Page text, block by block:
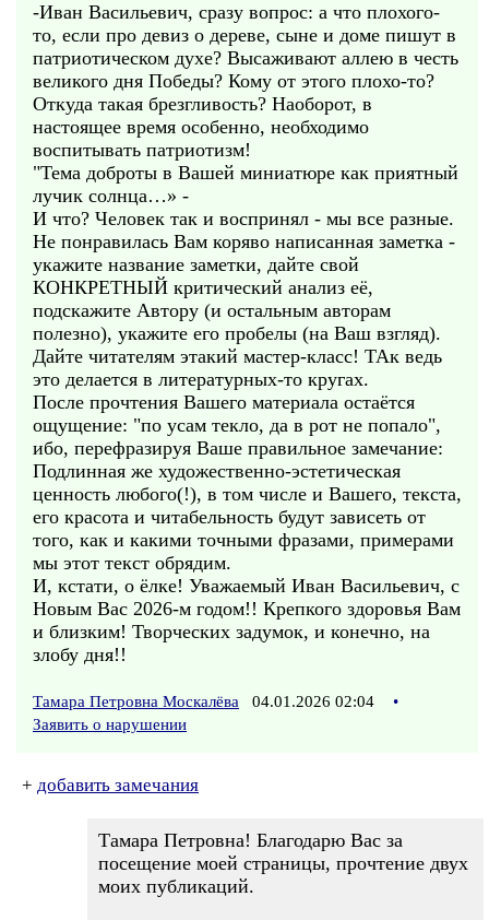
-Иван Васильевич, сразу вопрос: а что плохого-
то, если про девиз о дереве, сыне и доме пишут в
патриотическом духе? Высаживают аллею в честь
великого дня Победы? Кому от этого плохо-то?
Откуда такая брезгливость? Наоборот, в
настоящее время особенно, необходимо
воспитывать патриотизм!
"Тема доброты в Вашей миниатюре как приятный
лучик солнца…» -
И что? Человек так и воспринял - мы все разные.
Не понравилась Вам коряво написанная заметка -
укажите название заметки, дайте свой
КОНКРЕТНЫЙ критический анализ её,
подскажите Автору (и остальным авторам
полезно), укажите его пробелы (на Ваш взгляд).
Дайте читателям этакий мастер-класс! ТАк ведь
это делается в литературных-то кругах.
После прочтения Вашего материала остаётся
ощущение: "по усам текло, да в рот не попало",
ибо, перефразируя Ваше правильное замечание:
Подлинная же художественно-эстетическая
ценность любого(!), в том числе и Вашего, текста,
его красота и читабельность будут зависеть от
того, как и какими точными фразами, примерами
мы этот текст обрядим.
И, кстати, о ёлке! Уважаемый Иван Васильевич, с
Новым Вас 2026-м годом!! Крепкого здоровья Вам
и близким! Творческих задумок, и конечно, на
злобу дня!!
Тамара Петровна Москалёва 04.01.2026 02:04
•
Заявить о нарушении
+ добавить замечания
Тамара Петровна! Благодарю Вас за
посещение моей страницы, прочтение двух
моих публикаций.